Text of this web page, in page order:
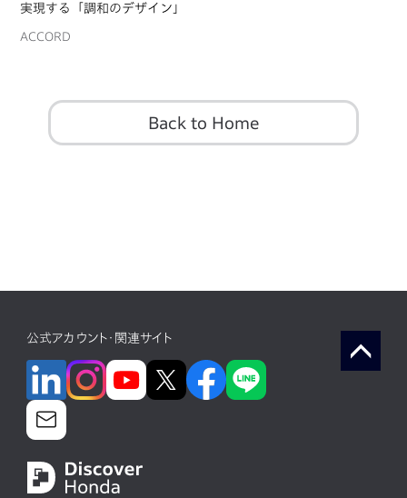
実現する「調和のデザイン」
ACCORD
Back to Home
公式アカウント・関連サイト